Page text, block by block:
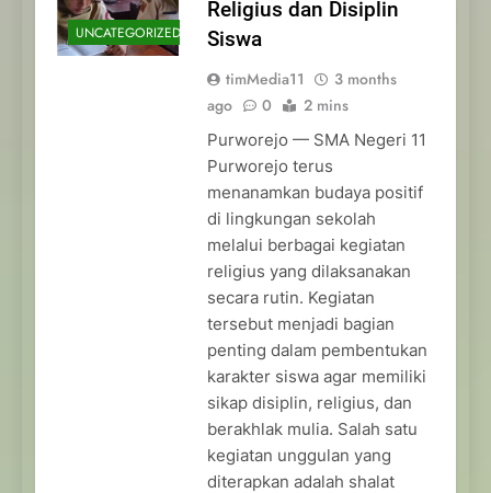
UNCATEGORIZED
Religius dan Disiplin
Siswa
timMedia11
3 months
ago
0 2 mins
Purworejo — SMA Negeri 11
Purworejo terus
menanamkan budaya positif
di lingkungan sekolah
melalui berbagai kegiatan
religius yang dilaksanakan
secara rutin. Kegiatan
tersebut menjadi bagian
penting dalam pembentukan
karakter siswa agar memiliki
sikap disiplin, religius, dan
berakhlak mulia. Salah satu
kegiatan unggulan yang
diterapkan adalah shalat